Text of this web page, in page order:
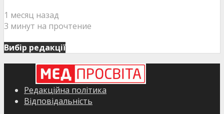
1 месяц назад
3 минут на прочтение
Вибір редакції
Редакційна політика
Відповідальність